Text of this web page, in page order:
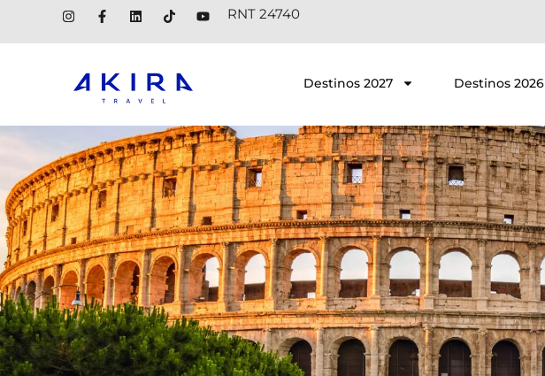
RNT 24740
Destinos 2027 Destinos 2026